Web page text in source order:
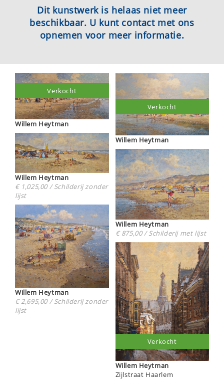
Dit kunstwerk is helaas niet meer
beschikbaar. U kunt contact met ons
opnemen voor meer informatie.
Willem Heytman
Verkocht
Willem Heytman
€ 1,025,00 / Schilderij zonder
lijst
Willem Heytman
€ 2,695,00 / Schilderij zonder
lijst
Willem Heytman
Verkocht
Willem Heytman
€ 875,00 / Schilderij met lijst
Willem Heytman
Zijlstraat Haarlem
Verkocht